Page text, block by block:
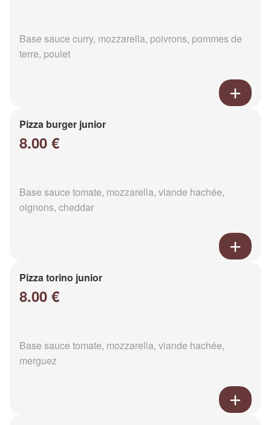
Base sauce curry, mozzarella, poivrons, pommes de
terre, poulet
Pizza burger junior
8.00 €
Base sauce tomate, mozzarella, viande hachée,
oignons, cheddar
Pizza torino junior
8.00 €
Base sauce tomate, mozzarella, viande hachée,
merguez